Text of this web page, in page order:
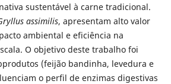
sustentável à carne tradicional.
assimilis, apresentam alto valor
ambiental e eficiência na
O objetivo deste trabalho foi
(feijão bandinha, levedura e
o perfil de enzimas digestivas